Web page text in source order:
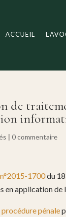
ACCUEIL
de
|0 commentaire
1700du
application de
pénale